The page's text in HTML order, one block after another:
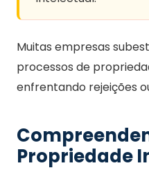
Muitas empresas
processos de
enfrentando rejeições
Propriedade